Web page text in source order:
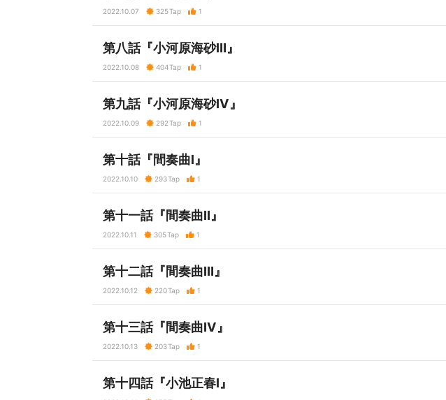
2022.10.07 325Tap 1
第八話『小河原海砂Ⅲ』
2022.10.08 404Tap 1
第九話『小河原海砂Ⅳ』
2022.10.09 292Tap 1
第十話『間奏曲Ⅰ』
2022.10.10 293Tap 1
第十一話『間奏曲Ⅱ』
2022.10.11 305Tap 1
第十二話『間奏曲Ⅲ』
2022.10.12 220Tap 1
第十三話『間奏曲Ⅳ』
2022.10.13 203Tap 1
第十四話『小池正春Ⅰ』